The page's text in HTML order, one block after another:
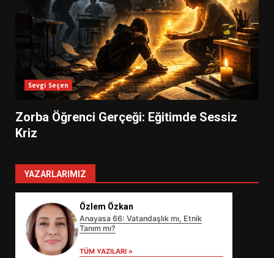
Sevgi Seçen
Zorba Öğrenci Gerçeği: Eğitimde Sessiz
Kriz
YAZARLARIMIZ
Özlem Özkan
Anayasa 66: Vatandaşlık mı, Etnik
Tanım mı?
TÜM YAZILARI »